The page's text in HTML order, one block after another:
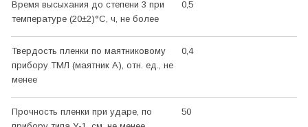
Время высыхания до степени 3 при
температуре (20±2)°С, ч, не более
0,5
Твердость пленки по маятниковому
прибору ТМЛ (маятник А), отн. ед., не
менее
0,4
Прочность пленки при ударе, по
50